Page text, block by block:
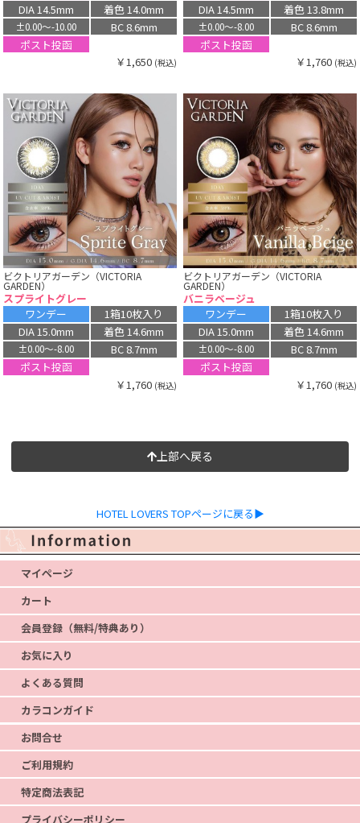
DIA 14.5mm
着色 14.0mm
±0.00〜-10.00
BC 8.6mm
ポスト投函
￥1,650 (税込)
DIA 14.5mm
着色 13.8mm
±0.00〜-8.00
BC 8.6mm
ポスト投函
￥1,760 (税込)
ビクトリアガーデン（VICTORIA
GARDEN）
スプライトグレー
ワンデー
1箱10枚入り
DIA 15.0mm
着色 14.6mm
±0.00〜-8.00
BC 8.7mm
ポスト投函
￥1,760 (税込)
ビクトリアガーデン（VICTORIA
GARDEN）
バニラベージュ
ワンデー
1箱10枚入り
DIA 15.0mm
着色 14.6mm
±0.00〜-8.00
BC 8.7mm
ポスト投函
￥1,760 (税込)
上部へ戻る
HOTEL LOVERS TOPページに戻る▶
マイページ
カート
会員登録（無料/特典あり）
お気に入り
よくある質問
カラコンガイド
お問合せ
ご利用規約
特定商法表記
プライバシーポリシー